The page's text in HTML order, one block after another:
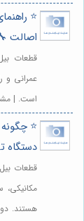
⭐️
اصالت
قطعات
عمرانی و
است. |
⭐️
دستگاه
قطعات
هستند.